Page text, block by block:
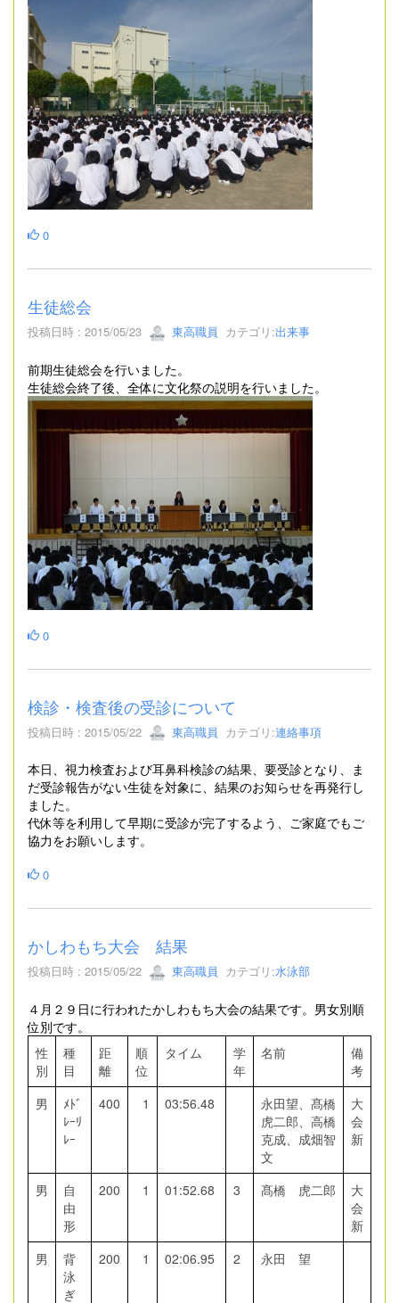
0
生徒総会
投稿日時 : 2015/05/23 東高職員 カテゴリ:出来事
前期生徒総会を行いました。
生徒総会終了後、全体に文化祭の説明を行いました。
0
検診・検査後の受診について
投稿日時 : 2015/05/22 東高職員 カテゴリ:連絡事項
本日、視力検査および耳鼻科検診の結果、要受診となり、ま
だ受診報告がない生徒を対象に、結果のお知らせを再発行し
ました。
代休等を利用して早期に受診が完了するよう、ご家庭でもご
協力をお願いします。
0
かしわもち大会 結果
投稿日時 : 2015/05/22 東高職員 カテゴリ:水泳部
４月２９日に行われたかしわもち大会の結果です。男女別順
位別です。
性
別
種
目
距
離
順
位
タイム
学
年
名前
備
考
男
ﾒﾄﾞ
ﾚｰﾘ
ﾚｰ
400 1 03:56.48
永田望、髙橋
虎二郎、高橋
克成、成畑智
文
大
会
新
男
自
由
形
200 1 01:52.68 3 髙橋 虎二郎
大
会
新
男
背
泳
ぎ
200 1 02:06.95 2 永田 望